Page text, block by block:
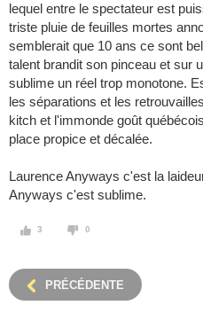
lequel entre le spectateur est
triste pluie de feuilles mortes
semblerait que 10 ans ce sont
talent brandit son pinceau et sur
sublime un réel trop monotone.
les séparations et les
kitch et l'immonde goût
place propice et décalée.
Laurence Anyways c'est la
Anyways c'est sublime.
3 0
PRÉCÉDENTE